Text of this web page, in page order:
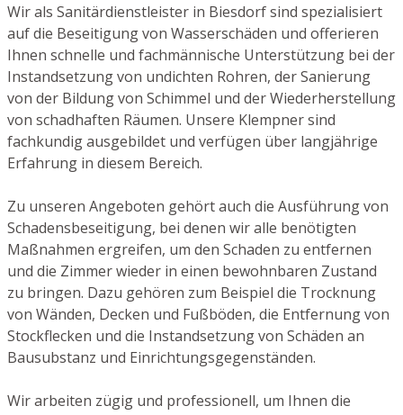
Wir als Sanitärdienstleister in Biesdorf sind spezialisiert
auf die Beseitigung von Wasserschäden und offerieren
Ihnen schnelle und fachmännische Unterstützung bei der
Instandsetzung von undichten Rohren, der Sanierung
von der Bildung von Schimmel und der Wiederherstellung
von schadhaften Räumen. Unsere Klempner sind
fachkundig ausgebildet und verfügen über langjährige
Erfahrung in diesem Bereich.
Zu unseren Angeboten gehört auch die Ausführung von
Schadensbeseitigung, bei denen wir alle benötigten
Maßnahmen ergreifen, um den Schaden zu entfernen
und die Zimmer wieder in einen bewohnbaren Zustand
zu bringen. Dazu gehören zum Beispiel die Trocknung
von Wänden, Decken und Fußböden, die Entfernung von
Stockflecken und die Instandsetzung von Schäden an
Bausubstanz und Einrichtungsgegenständen.
Wir arbeiten zügig und professionell, um Ihnen die